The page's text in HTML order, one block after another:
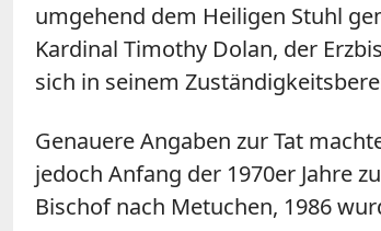
umgehend dem Heiligen Stuhl
Kardinal Timothy Dolan, der
sich in seinem
Genauere Angaben zur Tat
jedoch Anfang der 1970er Jahre
Bischof nach Metuchen, 1986